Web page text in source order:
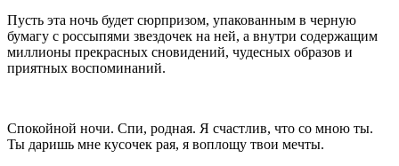
Пусть эта ночь будет сюрпризом, упакованным в черную
бумагу с россыпями звездочек на ней, а внутри содержащим
миллионы прекрасных сновидений, чудесных образов и
приятных воспоминаний.
Спокойной ночи. Спи, родная. Я счастлив, что со мною ты.
Ты даришь мне кусочек рая, я воплощу твои мечты.